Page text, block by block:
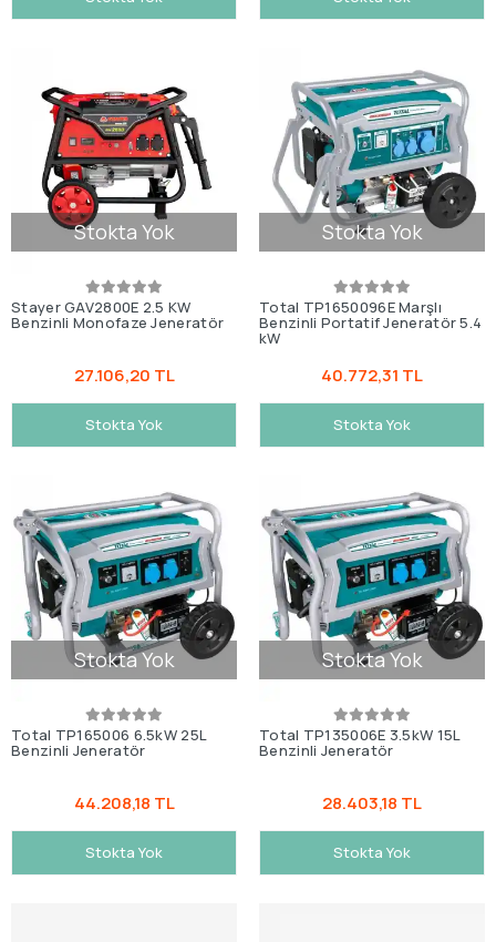
Stokta Yok
Stayer GAV2800E 2.5 KW
Benzinli Monofaze Jeneratör
27.106,20 TL
Stokta Yok
Stokta Yok
Total TP1650096E Marşlı
Benzinli Portatif Jeneratör 5.4
kW
40.772,31 TL
Stokta Yok
Stokta Yok
Total TP165006 6.5kW 25L
Benzinli Jeneratör
44.208,18 TL
Stokta Yok
Stokta Yok
Total TP135006E 3.5kW 15L
Benzinli Jeneratör
28.403,18 TL
Stokta Yok